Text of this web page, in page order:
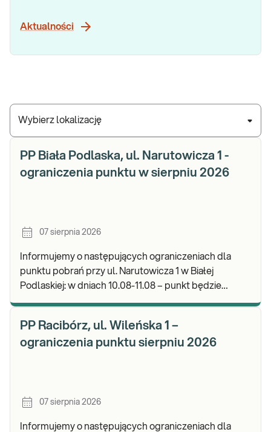
Wybierz lokalizację
Aktualności
PP Biała Podlaska, ul. Narutowicza 1 -
ograniczenia punktu w sierpniu 2026
07 sierpnia 2026
Informujemy o następujących ograniczeniach dla
punktu pobrań przy ul. Narutowicza 1 w Białej
Podlaskiej: w dniach 10.08-11.08 – punkt będzie
PP Racibórz, ul. Wileńska 1 –
ograniczenia punktu sierpniu 2026
07 sierpnia 2026
Informujemy o następujących ograniczeniach dla